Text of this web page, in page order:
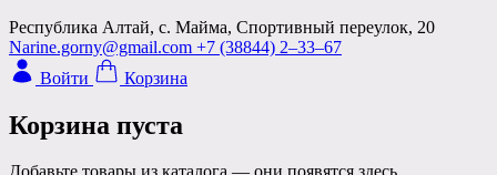
Республика Алтай, с. Майма, Спортивный переулок, 20
Narine.gorny@gmail.com +7 (38844) 2‒33‒67
Войти
Корзина
Корзина пуста